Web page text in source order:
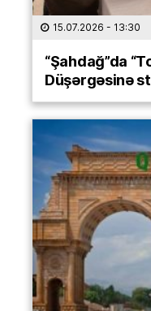
15.07.2026 - 13:30
“Şahdağ”da
Düşərgəsinə